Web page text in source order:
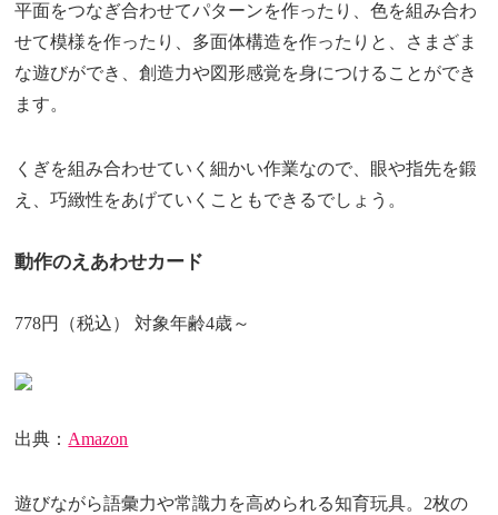
平面をつなぎ合わせてパターンを作ったり、色を組み合わ
せて模様を作ったり、多面体構造を作ったりと、さまざま
な遊びができ、創造力や図形感覚を身につけることができ
ます。
くぎを組み合わせていく細かい作業なので、眼や指先を鍛
え、巧緻性をあげていくこともできるでしょう。
動作のえあわせカード
778円（税込） 対象年齢4歳～
出典： Amazon
遊びながら語彙力や常識力を高められる知育玩具。2枚の